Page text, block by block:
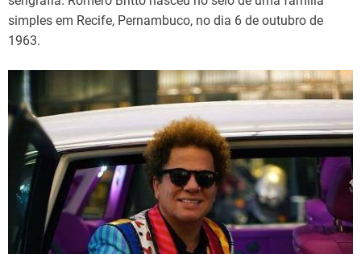
simples em Recife, Pernambuco, no dia 6 de outubro de
1963.